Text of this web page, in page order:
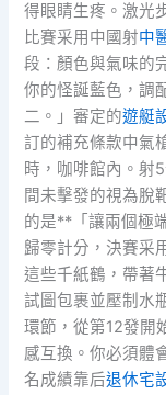
得眼睛生疼。激光
比賽采用中國射中
段：顏色與氣味的
你的怪誕藍色，調
二。」審定的遊艇
訂的補充條款中氣
時，咖啡館內。射
間未擊發的視為脫
的是**「讓兩個極
歸零計分，決賽采
這些千紙鶴，帶著
試圖包裹並壓制水
環節，從第12發開
感互換。你必須體
名成績靠后退休宅